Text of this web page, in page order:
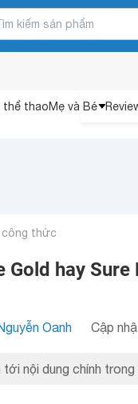
thể thaoMẹ và Bé
thức
Gold hay
Oanh Cập
tới nội dung chính trong